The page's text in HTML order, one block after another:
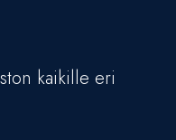
kaikille eri